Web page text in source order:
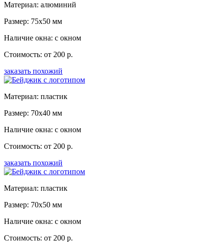
Материал: алюминий
Размер: 75x50 мм
Наличие окна: с окном
Стоимость: от 200 р.
заказать похожий
Материал: пластик
Размер: 70x40 мм
Наличие окна: с окном
Стоимость: от 200 р.
заказать похожий
Материал: пластик
Размер: 70x50 мм
Наличие окна: с окном
Стоимость: от 200 р.